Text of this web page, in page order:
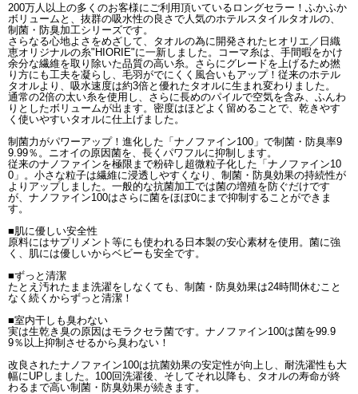
200万人以上の多くのお客様にご利用頂いているロングセラー！ふかふか
ボリュームと、抜群の吸水性の良さで人気のホテルスタイルタオルの、
制菌・防臭加工シリーズです。
さらなる心地よさをめざして、タオルの為に開発されたヒオリエ／日織
恵オリジナルの糸"HIORIE"に一新しました。コーマ糸は、手間暇をかけ
余分な繊維を取り除いた品質の高い糸。さらにグレードを上げるため撚
り方にも工夫を凝らし、毛羽がでにくく風合いもアップ！従来のホテル
タオルより、吸水速度は約3倍と優れたタオルに生まれ変わりました。
通常の2倍の太い糸を使用し、さらに長めのパイルで空気を含み、ふんわ
りとしたボリュームが出ます。密度はほどよく留めることで、乾きやす
く使いやすいタオルに仕上げました。
制菌力がパワーアップ！進化した「ナノファイン100」で制菌・防臭率9
9.99％。ニオイの原因菌を、長くパワフルに抑制します。
従来のナノファインを極限まで粉砕し超微粒子化した「ナノファイン10
0」。小さな粒子は繊維に浸透しやすくなり、制菌・防臭効果の持続性が
よりアップしました。一般的な抗菌加工では菌の増殖を防ぐだけです
が、ナノファイン100はさらに菌をほぼ0にまで抑制することができま
す。
■肌に優しい安全性
原料にはサプリメント等にも使われる日本製の安心素材を使用。菌に強
く、肌には優しいからベビーも安全です。
■ずっと清潔
たとえ汚れたまま洗濯をしなくても、制菌・防臭効果は24時間休むこと
なく続くからずっと清潔！
■室内干しも臭わない
実は生乾き臭の原因はモラクセラ菌です。ナノファイン100は菌を99.9
9％以上抑制させるから臭わない！
改良されたナノファイン100は抗菌効果の安定性が向上し、耐洗濯性も大
幅にUPしました。100回洗濯後、そしてそれ以降も、タオルの寿命が終
わるまで高い制菌・防臭効果が続きます。